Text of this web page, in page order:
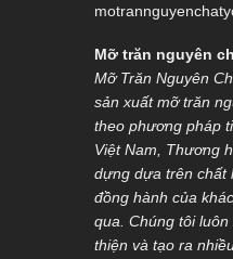
Mỡ trăn nguyên
Mỡ Trăn Nguyên
sản xuất mỡ trăn
theo phương pháp
Việt Nam, Thương
dựng dựa trên chất
đồng hành của
qua. Chúng tôi
thiện và tạo ra